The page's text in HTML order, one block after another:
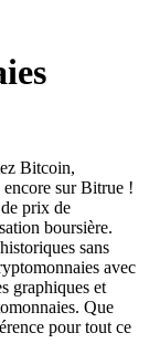
Bitcoin,
sur Bitrue !
prix de
boursière.
sans
avec
graphiques et
Que
pour tout ce